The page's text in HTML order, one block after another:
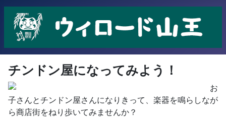
チンドン屋になってみよう！
お
子さんとチンドン屋さんになりきって、楽器を鳴らしなが
ら商店街をねり歩いてみませんか？